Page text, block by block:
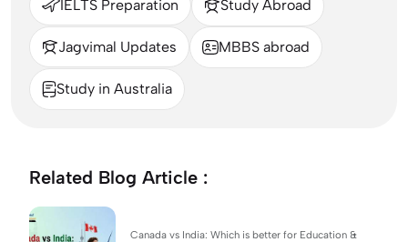
IELTS Preparation Study Abroad
Jagvimal Updates MBBS abroad
Study in Australia
Related Blog Article :
Canada vs India: Which is better for Education &